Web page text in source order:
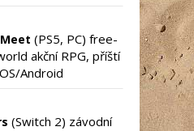
(PS5, PC) free-
akční RPG, příští
Android
(Switch 2) závodní